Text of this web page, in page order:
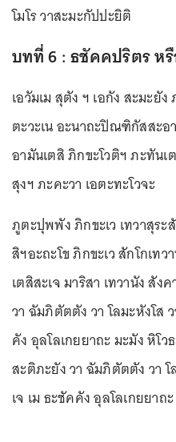
โมโร วาสะมะกัปปะยิติ
บทที่ 6 : ธชัคคปริตร ห
เอวัมเม สุตัง ฯ เอกัง สะมะยั
ตะวะเน อะนาถะปิณฑิกัสสะอ
อามันเตสิ ภิกขะโวติฯ ภะทัน
สุงฯ ภะคะวา เอตะทะโวจะ
ภูตะปุพพัง ภิกขะเว เทวาสุร
สิฯอะถะโข ภิกขะเว สักโกเท
เตสิสะเจ มาริสา เทวานัง สั
วา ฉัมภิตัตตัง วา โลมะหังโส
คัง อุลโลเกยยาถะ มะมัง หิโ
สะติภะยัง วา ฉัมภิตัตตัง วา
เจ เม ธะชัคคัง อุลโลเกยยาถะ